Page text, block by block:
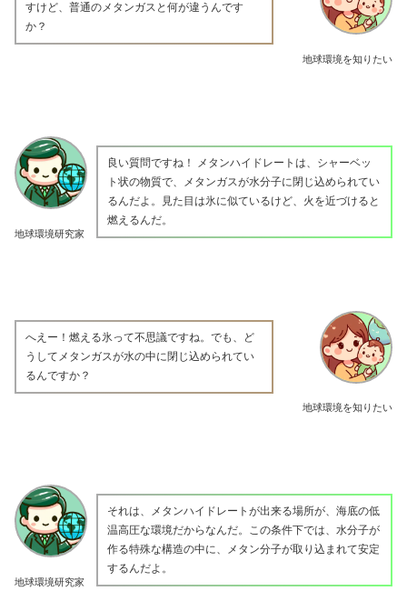
地球環境を知りたい
すけど、普通のメタンガスと何が違うんです
か？
地球環境研究家
良い質問ですね！ メタンハイドレートは、シャーベッ
ト状の物質で、メタンガスが水分子に閉じ込められてい
るんだよ。見た目は氷に似ているけど、火を近づけると
燃えるんだ。
地球環境を知りたい
へえー！燃える氷って不思議ですね。でも、ど
うしてメタンガスが水の中に閉じ込められてい
るんですか？
地球環境研究家
それは、メタンハイドレートが出来る場所が、海底の低
温高圧な環境だからなんだ。この条件下では、水分子が
作る特殊な構造の中に、メタン分子が取り込まれて安定
するんだよ。